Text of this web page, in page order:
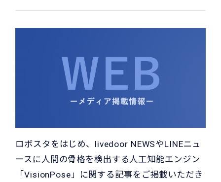
ロボスタをはじめ、livedoor NEWSやLINEニュ
ースに人間の骨格を検出する人工知能エンジン
「VisionPose」に関する記事をご掲載いただき